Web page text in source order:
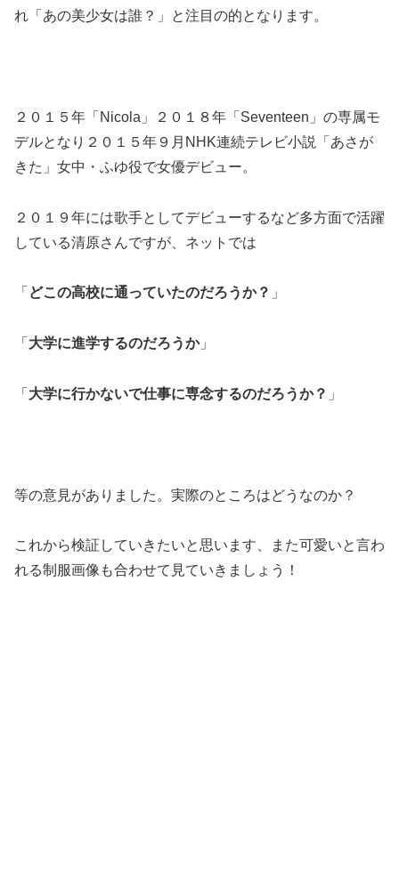
れ「あの美少女は誰？」と注目の的となります。
２０１５年「Nicola」２０１８年「Seventeen」の専属モ
デルとなり２０１５年９月NHK連続テレビ小説「あさが
きた」女中・ふゆ役で女優デビュー。
２０１９年には歌手としてデビューするなど多方面で活躍
している清原さんですが、ネットでは
「 どこの高校に通っていたのだろうか？ 」
「 大学に進学するのだろうか」
「 大学に行かないで仕事に専念するのだろうか？ 」
等の意見がありました。実際のところはどうなのか？
これから検証していきたいと思います、また可愛いと言わ
れる制服画像も合わせて見ていきましょう！